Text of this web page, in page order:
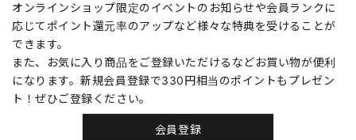
オンラインショップ限定のイベントのお知らせや会員ランクに
応じてポイント還元率のアップなど様々な特典を受けることが
できます。
また、お気に入り商品をご登録いただけるなどお買い物が便利
になります。新規会員登録で330円相当のポイントもプレゼン
ト！ぜひご登録ください。
会員登録